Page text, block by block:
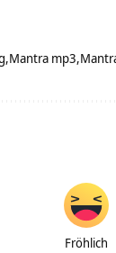
Mantra mp3
Fröhlich